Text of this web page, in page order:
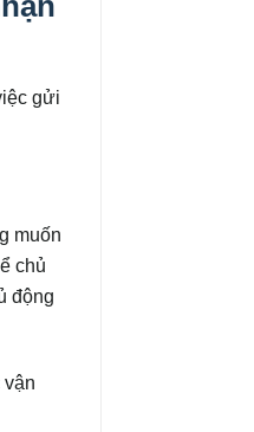
gửi
muốn
chủ
động